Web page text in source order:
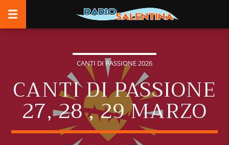
CANTI DI PASSIONE 2026
CANTI DI PASSIONE
27, 28 , 29 MARZO